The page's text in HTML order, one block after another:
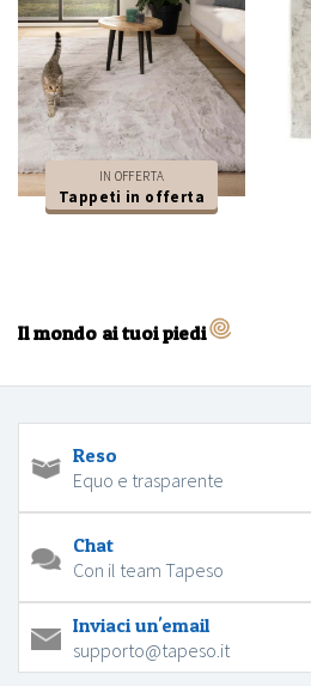
IN OFFERTA
Tappeti in offerta
Il mondo ai tuoi piedi
Reso
Equo e trasparente
Chat
Con il team Tapeso
Inviaci un'email
supporto@tapeso.it